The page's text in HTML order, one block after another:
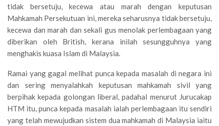
tidak bersetuju, kecewa atau marah dengan keputusan
Mahkamah Persekutuan ini, mereka seharusnya tidak bersetuju,
kecewa dan marah dan sekali gus menolak perlembagaan yang
diberikan oleh British, kerana inilah sesungguhnya yang
menghakis kuasa Islam di Malaysia.
Ramai yang gagal melihat punca kepada masalah di negara ini
dan sering menyalahkah keputusan mahkamah sivil yang
berpihak kepada golongan liberal, padahal menurut Jurucakap
HTM itu, punca kepada masalah ialah perlembagaan itu sendiri
yang telah mewujudkan sistem dua mahkamah di Malaysia iaitu